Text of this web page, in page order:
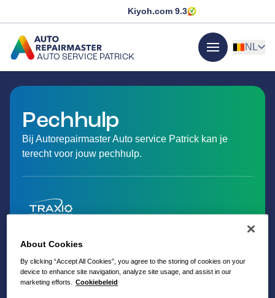
Kiyoh.com 9.3
AUTO SERVICE PATRICK menu
NL
Pechhulp
Bij Autorepairmaster Auto service Patrick kan je
terecht voor jouw pechhulp.
About Cookies
By clicking “Accept All Cookies”, you agree to the storing of cookies on your
device to enhance site navigation, analyze site usage, and assist in our
marketing efforts. Cookiebeleid